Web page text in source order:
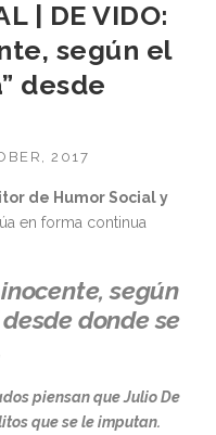
| DE VIDO:
según el
desde
2017
de HumorSocialy
en forma continua
según
donde se
piensan que Julio De
que se le imputan.